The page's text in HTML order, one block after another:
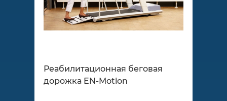
Реабилитационная беговая
дорожка EN-Motion